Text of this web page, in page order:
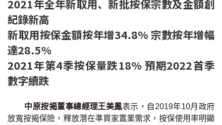
2021年全年新取用、新批按保宗數及金額創
紀錄新高
新取用按保金額按年增34.8% 宗數按年增幅
達28.5%
2021年第4季按保量跌18% 預期2022首季
數字續跌
中原按揭董事總經理王美鳳表示，自2019年10月政府
放寬按揭保險，釋放潛在準買家置業需求，按保使用率明顯